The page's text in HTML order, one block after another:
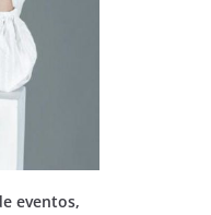
eventos,